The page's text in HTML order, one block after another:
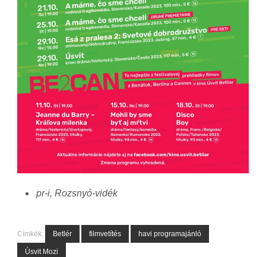
pr-i, Rozsnyó-vidék
Címkék: Betlér filmvetítés havi programajánló
Úsvit Mozi